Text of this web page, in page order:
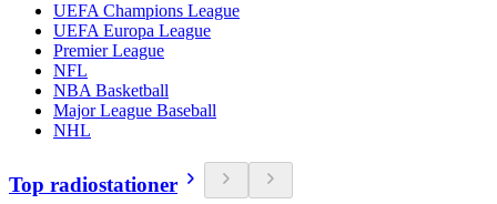
UEFA Champions League
UEFA Europa League
Premier League
NFL
NBA Basketball
Major League Baseball
NHL
Top radiostationer